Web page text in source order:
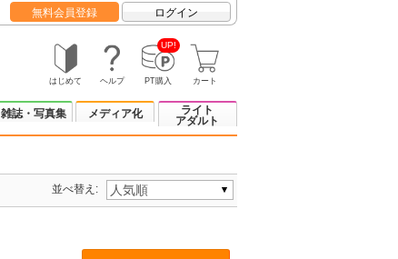
無料会員登録 ログイン
はじめて ヘルプ
UP!
PT購入 カート
雑誌・写真集 メディア化
ライト
アダルト
並べ替え: